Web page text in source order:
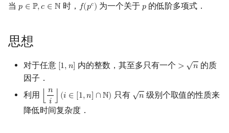
Sublime Text
Code::Blocks
Git Tim 排序
排序应用
概率 DP
DP 套 DP
DP 优化
其它 DP 方法
后缀平衡树
广义后缀自动机
后缀树
Manacher
回文树
Lagrange 反演
形式幂级数复合|复合逆
普通生成函数
指数生成函数
范德蒙德卷积
Pólya 计数
图论计数
线段树
划分树
二叉搜索树 & 平衡树
可持久化数据结构
树上随机游走
连通性相关
环计数问题
最小环
欧拉图
反演变换
计算几何杂项
在一台机器上规划任务
主元素问题
Garsia–Wachs 算法
Kahan 求和
当 𝑝 ∈ ℙ,𝑐 ∈ ℕ
p ∈ P,c∈ N 时， 𝑓(𝑝𝑐)
f(pc) 为一个关于𝑝
p 的低阶多项式．
思想
对于任意 [1,𝑛]
1, n] 内的整数，其至多只有一个 >
√
𝑛
>n
的质
因子．
利用
𝑛
𝑖
(𝑖 ∈ [1,𝑛] ∩ℕ)
ni⌋ ∈ [1 n]∩N ) 只有 √
𝑛
n
级别个取值的性质来
降低时间复杂度．